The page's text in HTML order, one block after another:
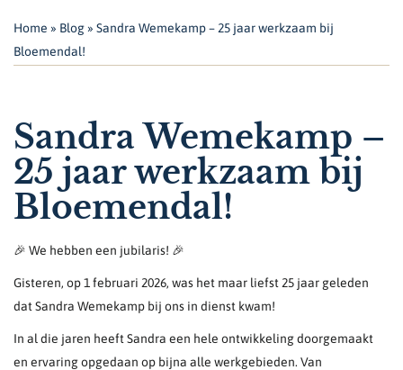
Home » Blog» Sandra Wemekamp – 25 jaar werkzaam bij
Bloemendal!
Sandra Wemekamp –
25 jaar werkzaam bij
Bloemendal!
🎉 We hebben een jubilaris! 🎉
Gisteren, op 1 februari 2026, was het maar liefst 25 jaar geleden
dat Sandra Wemekamp bij ons in dienst kwam!
In al die jaren heeft Sandra een hele ontwikkeling doorgemaakt
en ervaring opgedaan op bijna alle werkgebieden. Van